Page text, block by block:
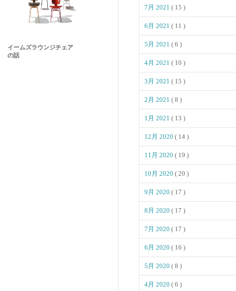
イームズラウンジチェア
の話
7月 2021 ( 15 )
6月 2021 ( 11 )
5月 2021 ( 6 )
4月 2021 ( 10 )
3月 2021 ( 15 )
2月 2021 ( 8 )
1月 2021 ( 13 )
12月 2020 ( 14 )
11月 2020 ( 19 )
10月 2020 ( 20 )
9月 2020 ( 17 )
8月 2020 ( 17 )
7月 2020 ( 17 )
6月 2020 ( 16 )
5月 2020 ( 8 )
4月 2020 ( 6 )